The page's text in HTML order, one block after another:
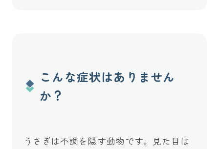
こんな症状はありません
か？
うさぎは不調を隠す動物です。見た目は